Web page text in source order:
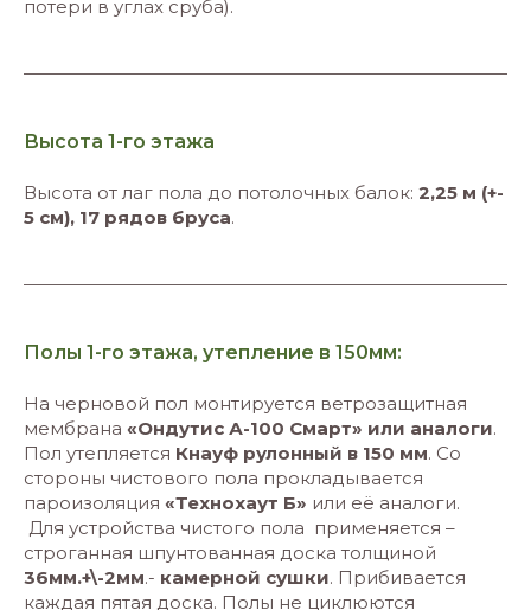
потери в углах сруба).
Высота 1-го этажа
Высота от лаг пола до потолочных балок: 2,25 м (+-
5 см), 17 рядов бруса.
Полы 1-го этажа, утепление в 150мм:
На черновой пол монтируется ветрозащитная
мембрана «Ондутис А-100 Смарт» или аналоги.
Пол утепляется Кнауф рулонный в 150 мм. Со
стороны чистового пола прокладывается
пароизоляция «Технохаут Б» или её аналоги.
Для устройства чистого пола применяется –
строганная шпунтованная доска толщиной
36мм.+\-2мм.- камерной сушки. Прибивается
каждая пятая доска. Полы не циклюются